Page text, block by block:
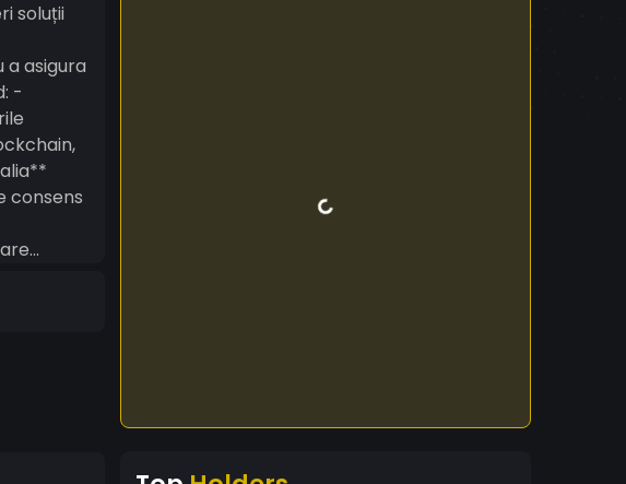
soluții
asigura
consens